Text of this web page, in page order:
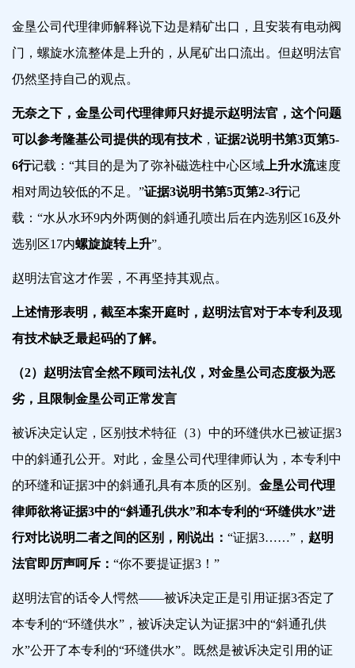
金垦公司代理律师解释说下边是精矿出口，且安装有电动阀
门，螺旋水流整体是上升的，从尾矿出口流出。但赵明法官
仍然坚持自己的观点。
无奈之下，金垦公司代理律师只好提示赵明法官，这个问题
可以参考隆基公司提供的现有技术 ， 证据2说明书第3页第5-
6行记载：“其目的是为了弥补磁选柱中心区域 上升水流速度
相对周边较低的不足。”证据3说明书第5页第2-3行记
载：“水从水环9内外两侧的斜通孔喷出后在内选别区16及外
选别区17内螺旋旋转上升”。
赵明法官这才作罢，不再坚持其观点。
上述情形表明，截至本案开庭时，赵明法官对于本专利及现
有技术缺乏最起码的了解。
（2）赵明法官全然不顾司法礼仪，对金垦公司态度极为恶
劣，且限制金垦公司正常发言
被诉决定认定， 区别技术特征（3）中的环缝供水已被证据3
中的斜通孔公开。对此，金垦公司代理律师认为，本专利中
的环缝和证据3中的斜通孔具有本质的区别。 金垦公司代理
律师欲将证据3中的“斜通孔供水”和本专利的“环缝供水”进
行对比说明二者之间的区别，刚说出： “证据3……” ， 赵明
法官即厉声呵斥 ： “你不要提证据3！”
赵明法官的话令人愕然——被诉决定正是引用证据3否定了
本专利的“环缝供水”，被诉决定认为证据3中的“斜通孔供
水”公开了本专利的“环缝供水”。既然是被诉决定引用的证